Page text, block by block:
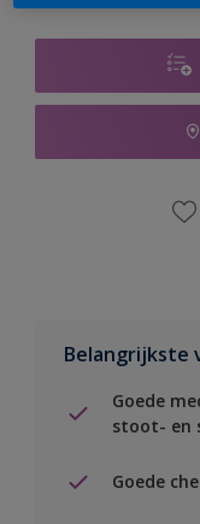
Belangrijkste
Goede
stoot- en
Goede